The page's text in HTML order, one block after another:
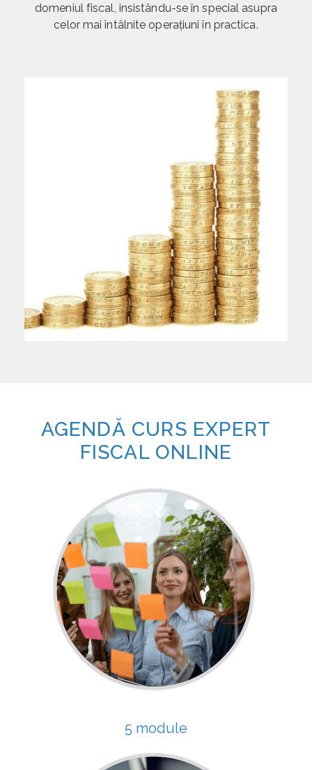
domeniul fiscal, insistându-se în special asupra
celor mai întâlnite operaţiuni în practica.
AGENDĂ CURS EXPERT
FISCAL ONLINE
5 module